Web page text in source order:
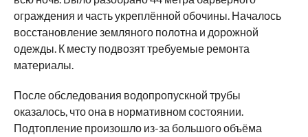
ограждения и часть укреплённой обочины. Началось
восстановление земляного полотна и дорожной
одежды. К месту подвозят требуемые ремонта
материалы.
После обследования водопропускной трубы
оказалось, что она в нормативном состоянии.
Подтопление произошло из-за большого объёма